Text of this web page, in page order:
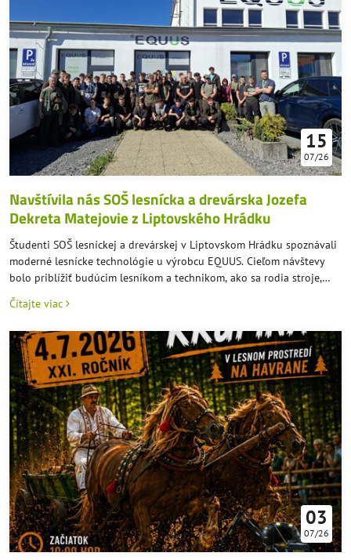
15
07/26
Navštívila nás SOŠ lesnícka a drevárska Jozefa
Dekreta Matejovie z Liptovského Hrádku
Študenti SOŠ lesníckej a drevárskej v Liptovskom Hrádku spoznávali
moderné lesnícke technológie u výrobcu EQUUS. Cieľom návštevy
bolo priblížiť budúcim lesníkom a technikom, ako sa rodia stroje,
ktoré dnes patria k absolútnej špičke v oblasti lesnej techniky.
Študenti mali jedinečnú možnosť nahliadnuť do výrobných
od návrhu až po finálnu montáž.
Čítajte viac
03
07/26